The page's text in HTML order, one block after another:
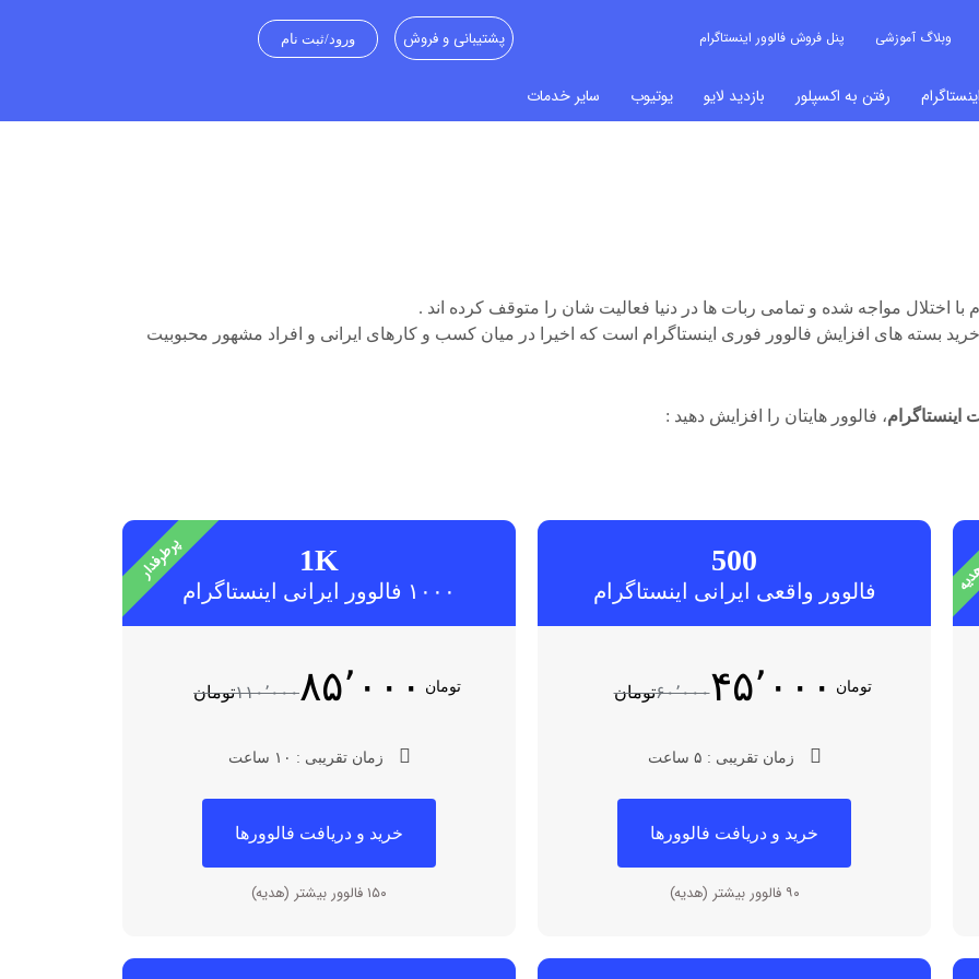
وبلاگ آموزشی پنل فروش فالوور اینستاگرام پشتیبانی و فروش ورود/ثبت نام
رفتن به اکسپلور بازدید لایو یوتیوب سایر خدمات
با اختلال مواجه شده و تمامی ربات ها در دنیا فعالیت شان را متوقف کرده اند .
بسته های افزایش فالوور فوری اینستاگرام است که اخیرا در میان کسب و کارهای ایرانی و افراد مشهور محبوبیت
اینستاگرام، فالوور هایتان را افزایش دهید :
500
فالوور واقعی ایرانی اینستاگرام
۶۰٬۰۰۰تومان ۴۵٬۰۰۰ تومان
زمان تقریبی : ۵ ساعت
خرید و دریافت فالوورها
۹۰ فالوور بیشتر (هدیه)
1K
۱۰۰۰ فالوور ایرانی اینستاگرام
۱۱۰٬۰۰۰تومان ۸۵٬۰۰۰ تومان
زمان تقریبی : ۱۰ ساعت
خرید و دریافت فالوورها
۱۵۰ فالوور بیشتر (هدیه)
پرطرفدار